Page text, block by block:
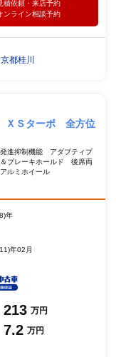
積依頼・ 来店予約
ンライン相談予約
都桂川
ＸＳターボ 全方位
進抑制機能 アダプティブ
ブレーキホールド 後席両
ルミホイール
年
年02月
213 万円
7.2 万円